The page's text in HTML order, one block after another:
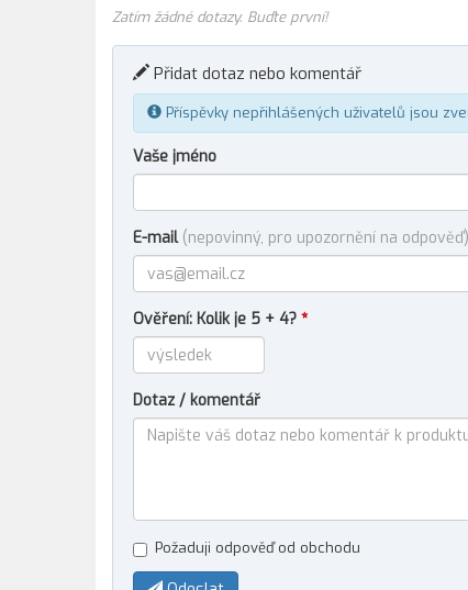
Zatím žádné dotazy. Buďte první!
Přidat dotaz nebo komentář
Příspěvky nepřihlášených uživatelů jsou
Vaše jméno
E-mail (nepovinný, pro upozornění na odpověď)
Ověření: Kolik je 5 + 4? *
Dotaz / komentář
Požaduji odpověď od obchodu